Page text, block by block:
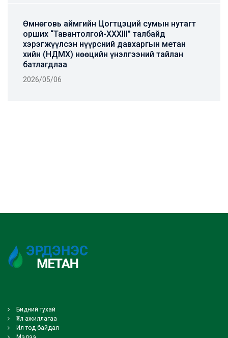
Өмнөговь аймгийн Цогтцэций сумын нутагт
орших “Тавантолгой-ХХХIII” талбайд
хэрэгжүүлсэн нүүрсний давхаргын метан
хийн (НДМХ) нөөцийн үнэлгээний тайлан
батлагдлаа
2026/05/06
Бидний тухай
Үйл ажиллагаа
Ил тод байдал